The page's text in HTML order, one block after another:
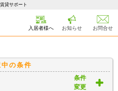
貸サポート
入居者様へ お知らせ お問合せ
の条件
条件
変更